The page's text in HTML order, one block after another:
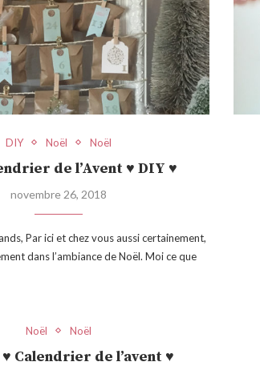
DIY Noël Noël
de l’Avent ♥ DIY ♥
novembre 26, 2018
Par ici et chez vous aussi certainement,
dans l’ambiance de Noël. Moi ce que
Noël Noël
Calendrier de l’avent ♥